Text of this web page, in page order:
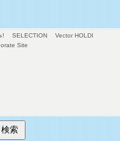
! SELECTION
Vector HOLDI
Site